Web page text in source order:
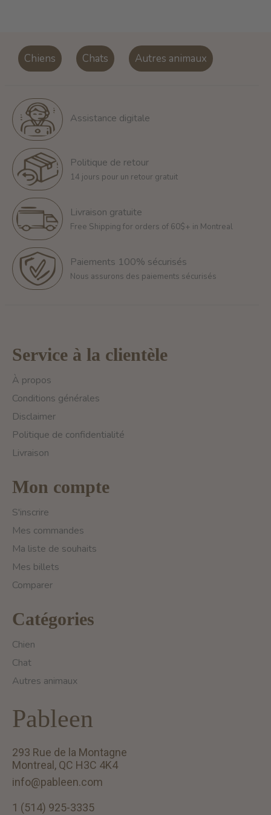
Chiens Chats Autres animaux
Assistance digitale
Politique de retour
14 jours pour un retour gratuit
Livraison gratuite
Free Shipping for orders of 60$+ in Montreal
Paiements 100% sécurisés
Nous assurons des paiements sécurisés
Service à la clientèle
À propos
Conditions générales
Disclaimer
Politique de confidentialité
Livraison
Mon compte
S'inscrire
Mes commandes
Ma liste de souhaits
Mes billets
Comparer
Catégories
Chien
Chat
Autres animaux
Pableen
293 Rue de la Montagne
Montreal, QC H3C 4K4
info@pableen.com
1 (514) 925-3335